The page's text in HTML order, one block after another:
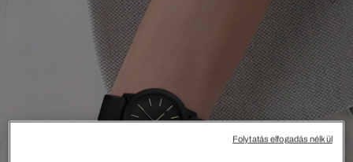
Folytatás elfogadás nélkül